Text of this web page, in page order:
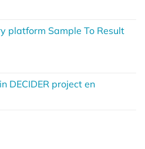
platform Sample To Result
DECIDER project en